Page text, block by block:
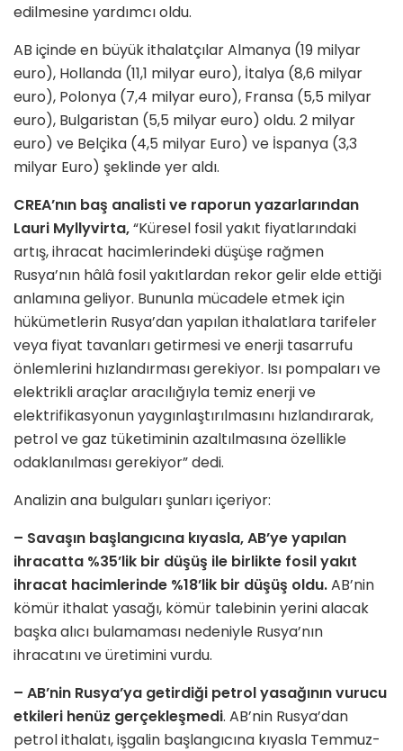
edilmesine yardımcı oldu.
AB içinde en büyük ithalatçılar Almanya (19 milyar
euro), Hollanda (11,1 milyar euro), İtalya (8,6 milyar
euro), Polonya (7,4 milyar euro), Fransa (5,5 milyar
euro), Bulgaristan (5,5 milyar euro) oldu. 2 milyar
euro) ve Belçika (4,5 milyar Euro) ve İspanya (3,3
milyar Euro) şeklinde yer aldı.
CREA’nın baş analisti ve raporun yazarlarından
Lauri Myllyvirta,“Küresel fosil yakıt fiyatlarındaki
artış, ihracat hacimlerindeki düşüşe rağmen
Rusya’nın hâlâ fosil yakıtlardan rekor gelir elde ettiği
anlamına geliyor. Bununla mücadele etmek için
hükümetlerin Rusya’dan yapılan ithalatlara tarifeler
veya fiyat tavanları getirmesi ve enerji tasarrufu
önlemlerini hızlandırması gerekiyor. Isı pompaları ve
elektrikli araçlar aracılığıyla temiz enerji ve
elektrifikasyonun yaygınlaştırılmasını hızlandırarak,
petrol ve gaz tüketiminin azaltılmasına özellikle
odaklanılması gerekiyor” dedi.
Analizin ana bulguları şunları içeriyor:
– Savaşın başlangıcına kıyasla, AB’ye yapılan
ihracatta %35’lik bir düşüş ile birlikte fosil yakıt
ihracat hacimlerinde %18’lik bir düşüş oldu.AB’nin
kömür ithalat yasağı, kömür talebinin yerini alacak
başka alıcı bulamaması nedeniyle Rusya’nın
ihracatını ve üretimini vurdu.
– AB’nin Rusya’ya getirdiği petrol yasağının vurucu
etkileri henüz gerçekleşmedi. AB’nin Rusya’dan
petrol ithalatı, işgalin başlangıcına kıyasla Temmuz-